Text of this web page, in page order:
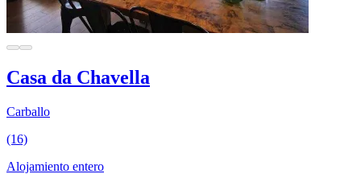
Casa da Chavella
Carballo
(16)
Alojamiento entero